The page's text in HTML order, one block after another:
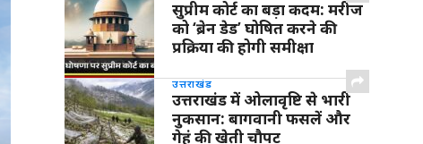
सुप्रीम कोर्ट का बड़ा कदम: मरीज
को ‘ब्रेन डेड’ घोषित करने की
प्रक्रिया की होगी समीक्षा
उत्तराखंड
उत्तराखंड में ओलावृष्टि से भारी
नुकसान: बागवानी फसलें और
गेहूं की खेती चौपट